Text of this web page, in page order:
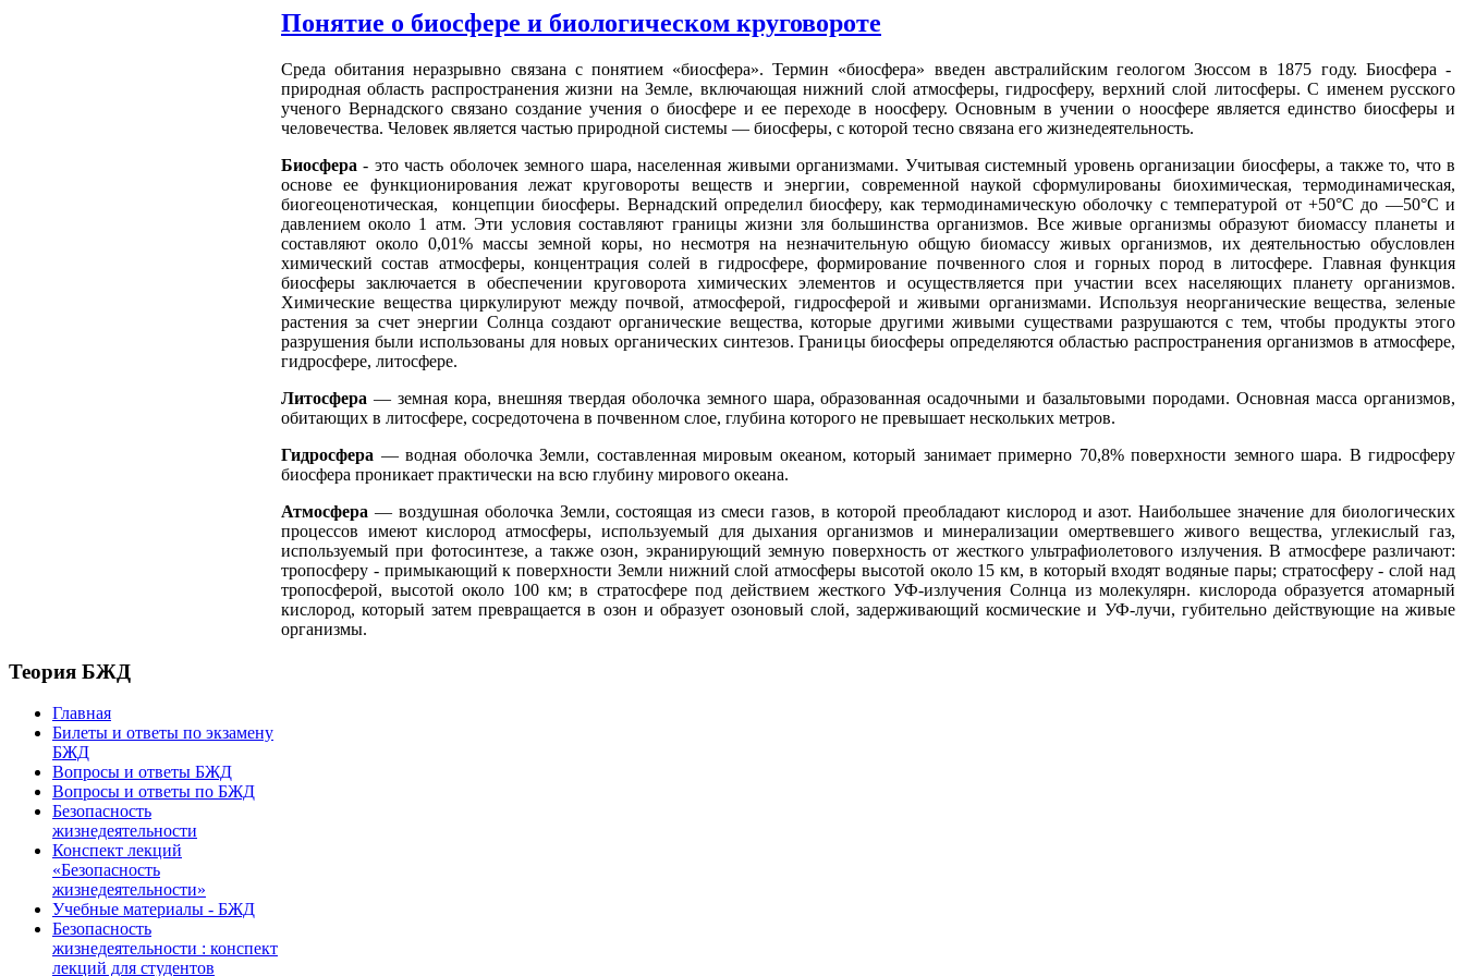
Понятие о биосфере и биологическом круговороте
Среда обитания неразрывно связана с поняти­ем «биосфера». Термин «биосфера» введен австралийским геоло­гом Зюссом в 1875 году. Биосфера -
природная область распространения жизни на Земле, включа­ющая нижний слой атмосферы, гидросферу, верх­ний слой литосферы. С именем русского
ученого Вернадского связано создание учения о биосфере и ее переходе в ноосферу. Основным в учении о ноос­фере является единство биосферы и
человечества. Человек является частью природной системы — биосферы, с которой тесно связана его жизнедея­тельность.
Биосфера - это часть оболочек земного шара, населенная живыми организмами. Учитывая системный уровень организации биосферы, а также то, что в
основе ее функционирования лежат кругово­роты веществ и энергии, современной наукой сфор­мулированы биохимическая, термодинамическая,
биогеоценотическая, концепции биосферы. Вернадский определил биосферу, как тер­модинамическую оболочку с температурой от +50°С до —50°С и
давлением около 1 атм. Эти условия со­ставляют границы жизни зля большинства орга­низмов. Все живые организмы образуют биомассу планеты и
составляют около 0,01% массы земной коры, но несмотря на незначительную общую био­массу живых организмов, их деятельностью обус­ловлен
химический состав атмосферы, концентра­ция солей в гидросфере, формирование почвенного слоя и горных пород в литосфере. Главная функция
биосферы заключается в обес­печении круговорота химических элементов и осу­ществляется при участии всех населяющих плане­ту организмов.
Химические вещества циркулиру­ют между почвой, атмосферой, гидросферой и живыми организмами. Используя неорганические вещества, зеленые
растения за счет энергии Солн­ца создают органические вещества, которые други­ми живыми существами разрушаются с тем, чтобы продукты этого
разрушения были использованы для новых органи­ческих синтезов. Границы биосферы определяются областью рас­пространения организмов в атмосфере,
гидросфе­ре, литосфере.
Литосфера — земная кора, внешняя твердая обо­лочка земного шара, образованная осадочными и базальтовыми породами. Основная масса организ­мов,
обитающих в литосфере, сосредоточена в по­чвенном слое, глубина которого не превышает не­скольких метров.
Гидросфера — водная оболочка Земли, состав­ленная мировым океаном, который занимает при­мерно 70,8% поверхности земного шара. В гидро­сферу
биосфера проникает практически на всю глу­бину мирового океана.
Атмосфера — воздушная оболочка Земли, со­стоящая из смеси газов, в которой преобладают кислород и азот. Наибольшее значение для био­логических
процессов имеют кислород атмосфе­ры, используемый для дыхания организмов и ми­нерализации омертвевшего живого вещества, уг­лекислый газ,
используемый при фотосинтезе, а также озон, экранирующий земную поверхность от жесткого ультрафиолетового излучения. В ат­мосфере различают:
тропосферу - примыкающий к поверхности Земли нижний слой атмосферы вы­сотой около 15 км, в который входят водяные пары; стратосферу - слой над
тропосферой, высотой около 100 км; в стратосфе­ре под действием жесткого УФ-излучения Солнца из молекулярн. кислорода образуется атомарный
кислород, который затем превращается в озон и образует озоновый слой, задерживающий косми­ческие и УФ-лучи, губительно действующие на живые
организмы.
Теория БЖД
Главная
Билеты и ответы по экзамену
БЖД
Вопросы и ответы БЖД
Вопросы и ответы по БЖД
Безопасность
жизнедеятельности
Конспект лекций
«Безопасность
жизнедеятельности»
Учебные материалы - БЖД
Безопасность
жизнедеятельности : конспект
лекций для студентов